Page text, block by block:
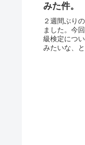
みた件。
２週間ぶり
ました。今
級検定につ
みたいな、